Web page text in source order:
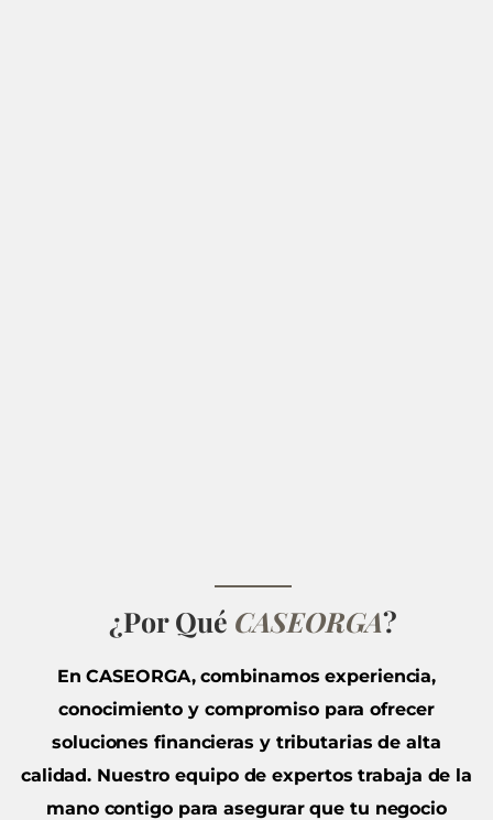
¿Por Qué CASEORGA?
En CASEORGA, combinamos experiencia,
conocimiento y compromiso para ofrecer
soluciones financieras y tributarias de alta
calidad. Nuestro equipo de expertos trabaja de la
mano contigo para asegurar que tu negocio